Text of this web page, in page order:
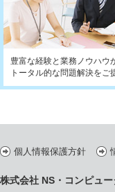
豊富な経験と業務ノウハウ
トータル的な問題解決をご
個人情報保護方針
株式会社 NS・コンピュ